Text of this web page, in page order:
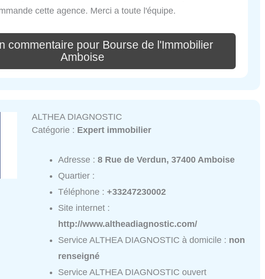
cette agence. Merci a toute l'équipe.
commentaire pour Bourse de l'Immobilier
Amboise
ALTHEA DIAGNOSTIC
Catégorie : Expert immobilier
Adresse :8 Rue de Verdun, 37400 Amboise
Quartier :
Téléphone :+33247230002
Site internet :
http://www.altheadiagnostic.com/
Service ALTHEA DIAGNOSTIC à domicile : non
renseigné
Service ALTHEA DIAGNOSTIC ouvert